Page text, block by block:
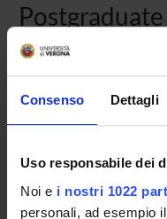
Consenso Dettagli
Uso responsabile dei
Noi e i nostri 1022
personali, ad esempio
Digestive
Home
Overview
Enrolment Procedures